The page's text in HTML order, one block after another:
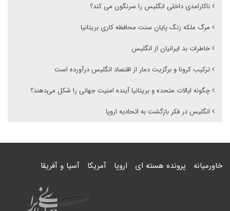
ناکارامدی داخلی انگلیس را سرنگون می کند؟
مرگ ملکه زنگ پایان سنت محافظه کاری بریتانیا
خاطرات بد ایرانیان از انگلیس
ترکیب کرونا و برگزیت دمار از اقتصاد انگلیس درآورده است
چگونه ایالات متحده و بریتانیا آینده امنیت جهانی را شکل می‌دهند؟
انگلیس در فکر بازگشت به اتحادیه اروپا
خاورمیانه پرونده هسته ای اروپا آمریکا آسیا و آفریقا